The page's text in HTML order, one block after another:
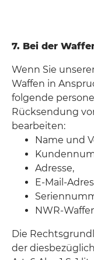
7. Bei der
Wenn Sie
Waffen in
folgende
Rücksendung
bearbeiten:
Name und
Adresse,
E-Mail-
NWR-
Die
der